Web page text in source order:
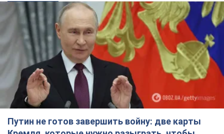
Путин не готов завершить войну: две карты